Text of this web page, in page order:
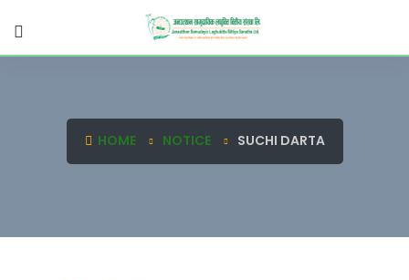
HOME NOTICE SUCHI DARTA